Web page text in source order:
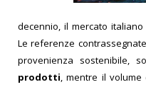
decennio, il mercato
Le referenze
provenienza sostenibile,
prodotti, mentre il